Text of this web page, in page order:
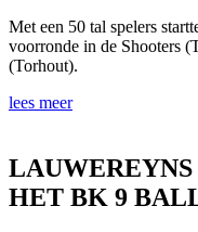
Met een 50 tal spelers
voorronde in de Shooters
(Torhout).
lees meer
HET BK 9